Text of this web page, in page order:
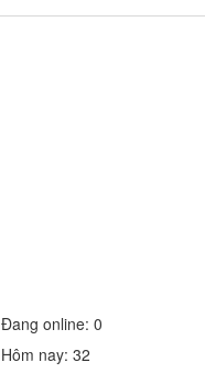
Đang online: 0
Hôm nay: 32